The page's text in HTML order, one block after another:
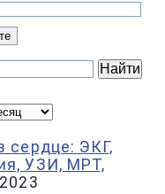
сердце: ЭКГ,
УЗИ, МРТ,